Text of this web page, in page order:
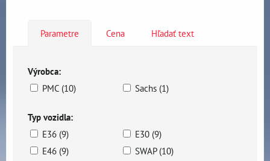
Parametre Cena Hľadať text
Výrobca:
PMC (10)
Sachs (1)
Typ vozidla:
E36 (9)
E30 (9)
E46 (9)
SWAP (10)